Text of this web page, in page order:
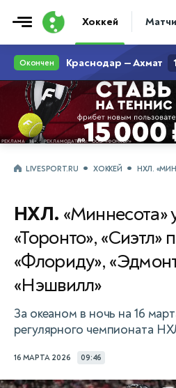
Хоккей Матчи
LIVESPORT.RU ХОККЕЙ НХЛ.
НХЛ. «Миннесота»
«Торонто», «Сиэтл»
«Флориду»,
«Нэшвилл»
За океаном в ночь на 16
регулярного чемпионата
16 МАРТА 2026 09:46